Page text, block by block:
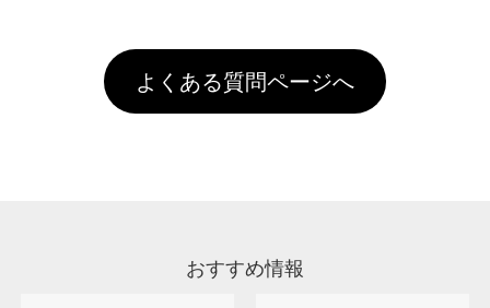
頂いても、ログインがされていなければ、ラン
クにカウントがされません。
害な性質で、水洗いで落とすことが可能です。
お手数ですが、お客様ご自身にて着用前に落と
していただけますようお願いいたします。※1
通常注文・直送機能でのご注文に関わらず、前
引」などによるお値引きで4,000円未満になる
場合は送料がかかりますので、ご注意くださ
い。
よくある質問ページへ
おすすめ情報